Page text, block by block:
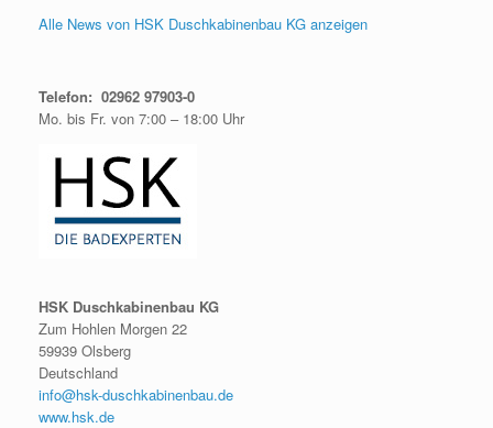
Alle News von HSK Duschkabinenbau KG anzeigen
Telefon: 02962 97903-0
Mo. bis Fr. von 7:00 – 18:00 Uhr
HSK Duschkabinenbau KG
Zum Hohlen Morgen 22
59939 Olsberg
Deutschland
info@hsk-duschkabinenbau.de
www.hsk.de